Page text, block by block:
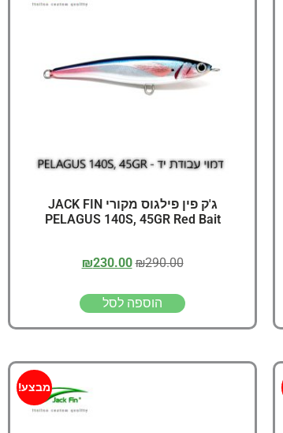
ג'ק פין פילגוס מקורי JACK FIN
PELAGUS 140S, 45GR Red Bait
₪290.00
₪230.00
הוספה לסל
מבצע!